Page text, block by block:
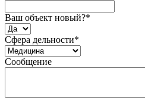
Ваш объект новый?*
Сфера дельности*
Сообщение